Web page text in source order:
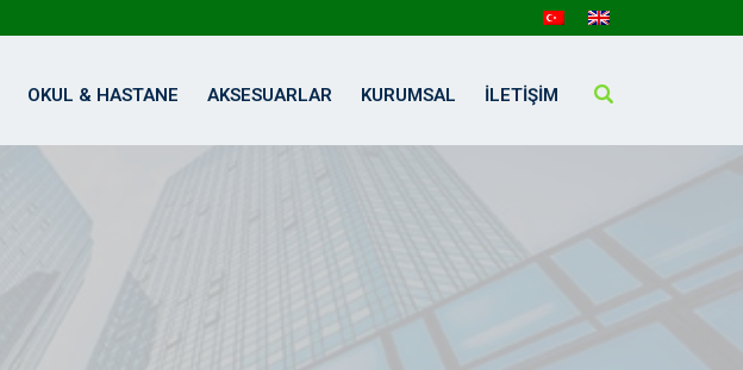
OKUL & HASTANE AKSESUARLAR KURUMSAL İLETIŞIM